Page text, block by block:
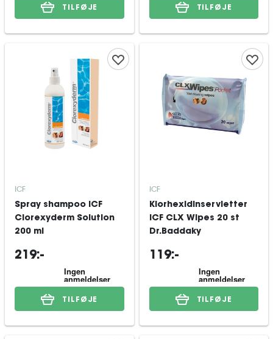
TILFØJE TILFØJE
ICF
Spray shampoo ICF
Clorexyderm Solution
200 ml
219:-
TILFØJE
ICF
Klorhexidinservietter
ICF CLX Wipes 20 st
Dr.Baddaky
119:-
TILFØJE